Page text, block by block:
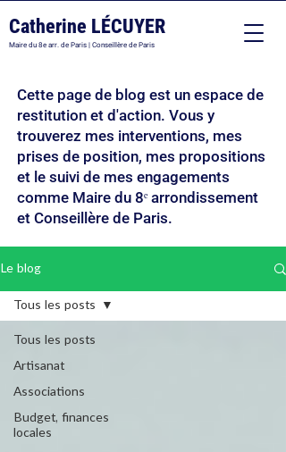
Catherine LÉCUYER
Maire du 8e arr. de Paris | Conseillère de Paris
Cette page de blog est un espace de
restitution et d'action. Vous y
trouverez mes interventions, mes
prises de position, mes propositions
et le suivi de mes engagements
comme Maire du 8ᵉ arrondissement
et Conseillère de Paris.
Le blog
Tous les posts
Artisanat
Associations
Budget, finances
locales
Tous les posts